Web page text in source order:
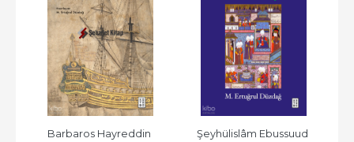
Barbaros Hayreddin
Şeyhülislâm Ebussuud